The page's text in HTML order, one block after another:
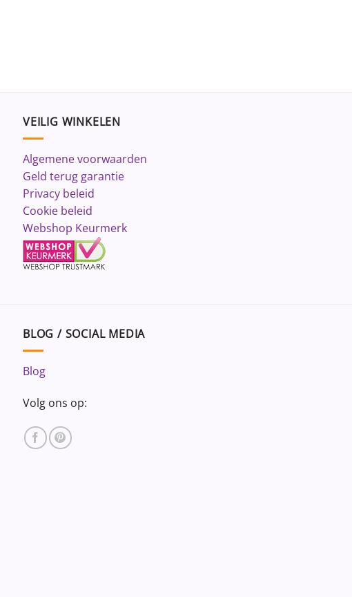
VEILIG WINKELEN
Algemene voorwaarden
Geld terug garantie
Privacy beleid
Cookie beleid
Webshop Keurmerk
BLOG / SOCIAL MEDIA
Blog
Volg ons op: